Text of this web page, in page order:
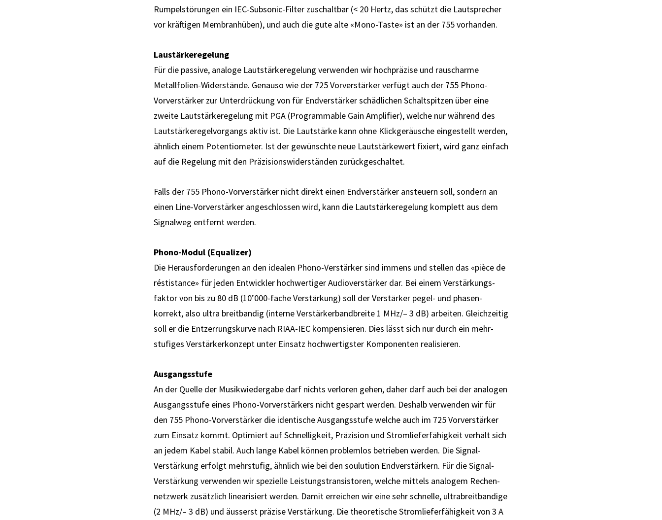
Rumpel­störungen ein IEC-Subsonic-Filter zu­schalt­bar (< 20 Hertz, das schützt die Laut­sprecher
vor kräftigen Membran­hüben), und auch die gute alte «Mono-Taste» ist an der 755 vor­handen.
Laustärkeregelung
Für die passive, analoge Lautstärkeregelung verwenden wir hochpräzise und rauscharme
Metallfolien-Widerstände. Genauso wie der 725 Vorverstärker verfügt auch der 755 Phono-
Vorverstärker zur Unterdrückung von für Endverstärker schädlichen Schaltspitzen über eine
zweite Laut­stärke­regelung mit PGA (Programmable Gain Amplifier), welche nur während des
Laut­stärke­regel­vorgangs aktiv ist. Die Laut­stärke kann ohne Klick­geräusche ein­ge­stellt werden,
ähnlich einem Potentiometer. Ist der gewünschte neue Laut­stärke­wert fixiert, wird ganz einfach
auf die Regelung mit den Präzisions­widerständen zurück­geschaltet.
Falls der 755 Phono-Vorverstärker nicht direkt einen Endverstärker ansteuern soll, sondern an
einen Line-Vorverstärker angeschlossen wird, kann die Lautstärkeregelung komplett aus dem
Signalweg entfernt werden.
Phono-Modul (Equalizer)
Die Herausforderungen an den idealen Phono-Verstärker sind immens und stellen das «pièce de
réstistance» für jeden Ent­wickler hoch­wertiger Audio­ver­stärker dar. Bei einem Ver­stärkungs­
faktor von bis zu 80 dB (10’000-fache Ver­stärkung) soll der Ver­stärker pegel- und phasen­
korrekt, also ultra breit­bandig (interne Ver­stärker­band­breite 1 MHz/– 3 dB) ar­beiten. Gleichzeitig
soll er die Ent­zerrungs­kurve nach RIAA-IEC kompensieren. Dies lässt sich nur durch ein mehr­
stufiges Ver­stärker­konzept unter Ein­satz hoch­wertigster Komponenten realisieren.
Ausgangsstufe
An der Quelle der Musikwiedergabe darf nichts verloren gehen, daher darf auch bei der analogen
Ausgangsstufe eines Phono-Vorverstärkers nicht gespart werden. Deshalb verwenden wir für
den 755 Phono-Vorverstärker die identische Ausgangsstufe welche auch im 725 Vorverstärker
zum Einsatz kommt. Optimiert auf Schnelligkeit, Präzision und Strom­liefer­fähig­keit verhält sich
an jedem Kabel stabil. Auch lange Kabel können problemlos be­trieben werden. Die Signal-
Verstärkung er­folgt mehr­stufig, ähnlich wie bei den soulution End­ver­stärkern. Für die Signal-
Ver­stärkung ver­wenden wir spezielle Leistungs­transistoren, welche mittels analogem Rechen­
netz­werk zusätzlich linearisiert werden. Damit er­reichen wir eine sehr schnelle, ultra­breit­bandige
(2 MHz/– 3 dB) und äusserst präzise Ver­stärkung. Die theoretische Strom­liefer­fähig­keit von 3 A